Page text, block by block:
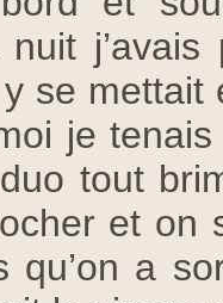
se
je
tout
et on
qu’on a